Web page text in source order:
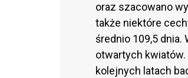
oraz szacowano
także niektóre
średnio 109,5
otwartych
kolejnych latach